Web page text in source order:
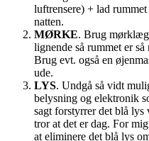
luftrensere) + lad
natten.
MØRKE. Brug
lignende så rummet er
Brug evt. også en
ude.
LYS. Undgå så vidt
belysning og elektronik
sagt forstyrrer det blå lys
tror at det er dag. For
at eliminere det blå lys